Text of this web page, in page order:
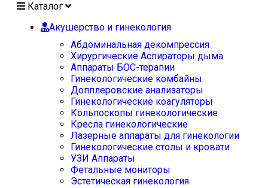
Каталог
Акушерство и гинекология
Абдоминальная декомпрессия
Хирургические Аспираторы дыма
Аппараты БОС-терапии
Гинекологические комбайны
Допплеровские анализаторы
Гинекологические коагуляторы
Кольпоскопы гинекологические
Кресла гинекологические
Лазерные аппараты для гинекологии
Гинекологические столы и кровати
УЗИ Аппараты
Фетальные мониторы
Эстетическая гинекология